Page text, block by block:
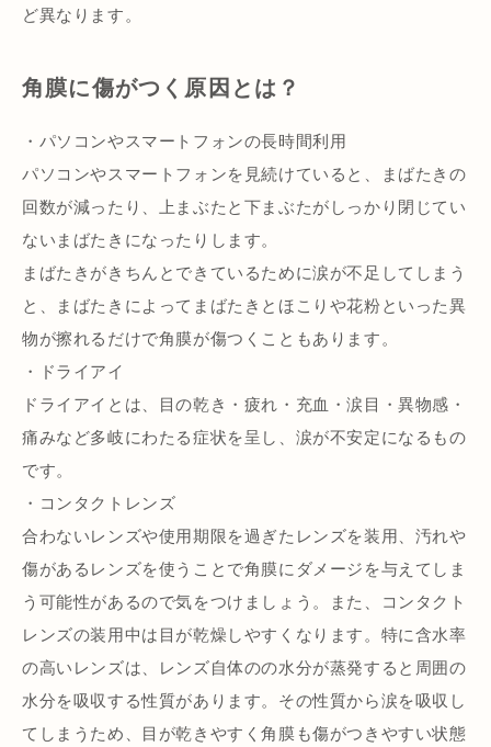
ど異なります。
角膜に傷がつく原因とは？
・パソコンやスマートフォンの長時間利用
パソコンやスマートフォンを見続けていると、まばたきの
回数が減ったり、上まぶたと下まぶたがしっかり閉じてい
ないまばたきになったりします。
まばたきがきちんとできているために涙が不足してしまう
と、まばたきによってまばたきとほこりや花粉といった異
物が擦れるだけで角膜が傷つくこともあります。
・ドライアイ
ドライアイとは、目の乾き・疲れ・充血・涙目・異物感・
痛みなど多岐にわたる症状を呈し、涙が不安定になるもの
です。
・コンタクトレンズ
合わないレンズや使用期限を過ぎたレンズを装用、汚れや
傷があるレンズを使うことで角膜にダメージを与えてしま
う可能性があるので気をつけましょう。また、コンタクト
レンズの装用中は目が乾燥しやすくなります。特に含水率
の高いレンズは、レンズ自体のの水分が蒸発すると周囲の
水分を吸収する性質があります。その性質から涙を吸収し
てしまうため、目が乾きやすく角膜も傷がつきやすい状態